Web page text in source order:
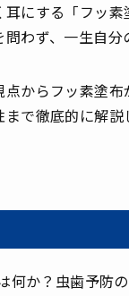
にする「フッ
わず、一生自
からフッ素塗
で徹底的に解
何か？虫歯予防